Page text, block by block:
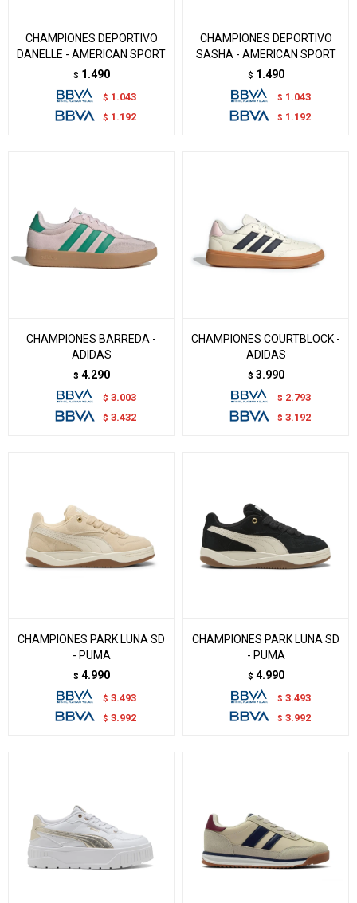
CHAMPIONES DEPORTIVO
DANELLE - AMERICAN SPORT
$ 1.490
$ 1.043
$ 1.192
CHAMPIONES DEPORTIVO
SASHA - AMERICAN SPORT
$ 1.490
$ 1.043
$ 1.192
CHAMPIONES BARREDA -
ADIDAS
$ 4.290
$ 3.003
$ 3.432
CHAMPIONES COURTBLOCK -
ADIDAS
$ 3.990
$ 2.793
$ 3.192
CHAMPIONES PARK LUNA SD
- PUMA
$ 4.990
$ 3.493
$ 3.992
CHAMPIONES PARK LUNA SD
- PUMA
$ 4.990
$ 3.493
$ 3.992